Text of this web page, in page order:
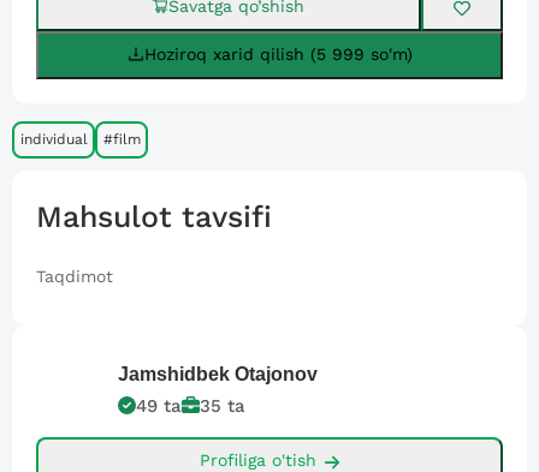
Savatga qo’shish
Hoziroq xarid qilish (5 999 so'm)
individual #film
Mahsulot tavsifi
Taqdimot
Jamshidbek Otajonov
49 ta 35 ta
Profiliga o'tish